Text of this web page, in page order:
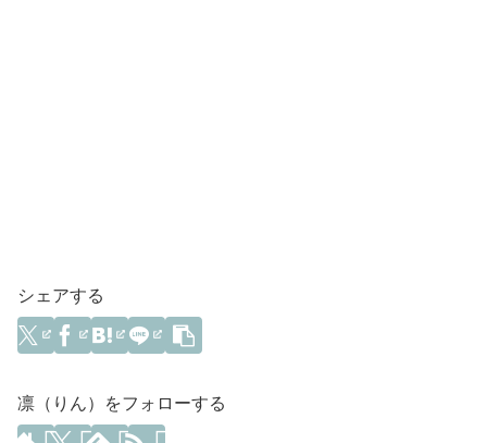
シェアする
凛（りん）をフォローする